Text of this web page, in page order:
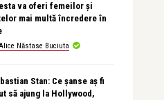
va oferi femeilor și
mai multă încredere în
Năstase Buciuta
Stan: Ce șanse aș fi
să ajung la Hollywood,